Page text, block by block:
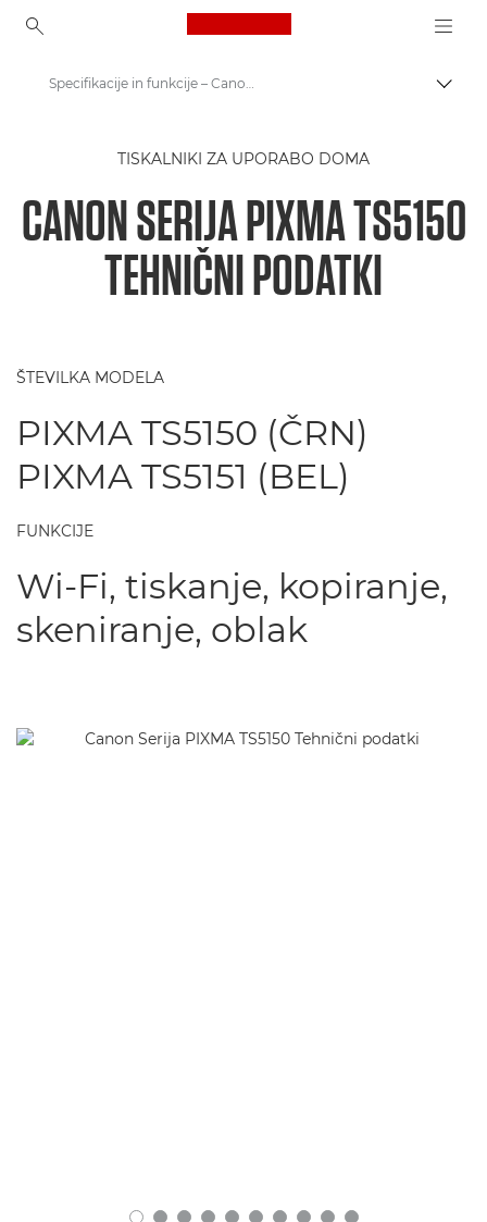
Canon Logo, back to
Tiskalniki Canon
Specifikacije in funkcije – Canon PIXMA TS5150
TISKALNIKI ZA UPORABO DOMA
CANON SERIJA PIXMA TS5150
TEHNIČNI PODATKI
ŠTEVILKA MODELA
PIXMA TS5150 (ČRN)
PIXMA TS5151 (BEL)
FUNKCIJE
Wi-Fi, tiskanje, kopiranje,
skeniranje, oblak